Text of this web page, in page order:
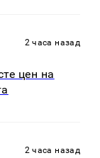
2 часа назад
цен на
2 часа назад